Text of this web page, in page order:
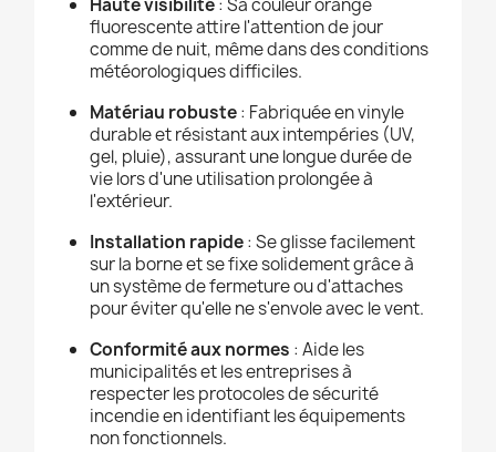
Haute visibilité: Sa couleur orange
fluorescente attire l'attention de jour
comme de nuit, même dans des conditions
météorologiques difficiles.
Matériau robuste: Fabriquée en vinyle
durable et résistant aux intempéries (UV,
gel, pluie), assurant une longue durée de
vie lors d'une utilisation prolongée à
l'extérieur.
Installation rapide: Se glisse facilement
sur la borne et se fixe solidement grâce à
un système de fermeture ou d'attaches
pour éviter qu'elle ne s'envole avec le vent.
Conformité aux normes : Aide les
municipalités et les entreprises à
respecter les protocoles de sécurité
incendie en identifiant les équipements
non fonctionnels.